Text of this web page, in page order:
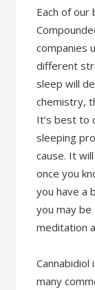
Each of
companies
different
sleep will
chemistry,
It’s best to
sleeping
cause. It
once you
you have a
you may
meditation
many